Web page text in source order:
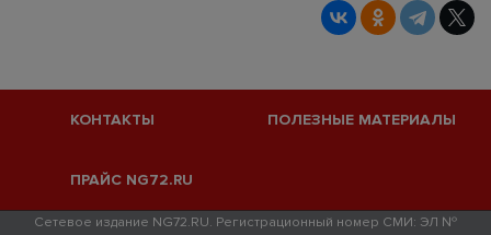
КОНТАКТЫ ПОЛЕЗНЫЕ МАТЕРИАЛЫ
ПРАЙС NG72.RU
Сетевое издание NG72.RU. Регистрационный номер СМИ: ЭЛ №